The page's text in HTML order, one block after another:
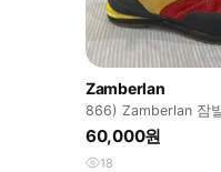
Zamberlan
866) Zamberlan 잠
화 245mm
60,000원
18